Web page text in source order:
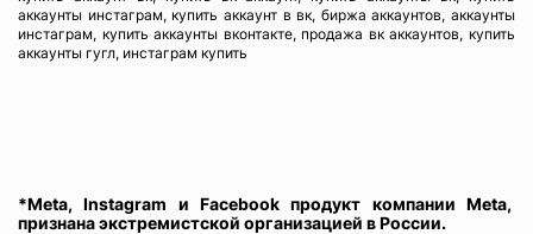
аккаунты инстаграм, купить аккаунт в вк, биржа аккаунтов, аккаунты
инстаграм, купить аккаунты вконтакте, продажа вк аккаунтов, купить
аккаунты гугл, инстаграм купить
*Meta, Instagram и Facebook продукт компании Meta,
признана экстремистской организацией в России.